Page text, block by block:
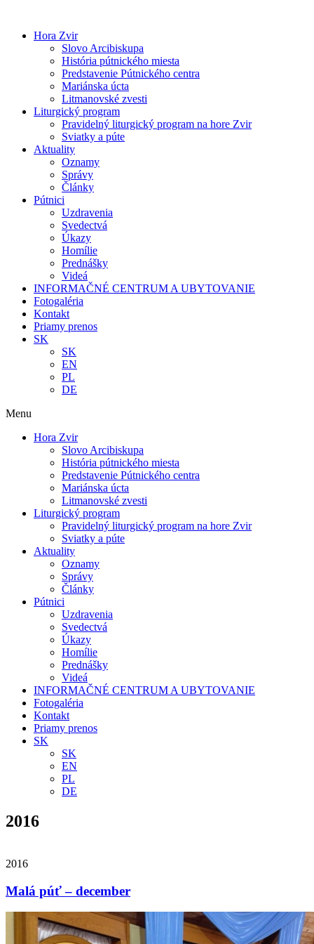
obsah
Hora Zvir
Slovo Arcibiskupa
História pútnického miesta
Predstavenie Pútnického centra
Mariánska úcta
Litmanovské zvesti
Liturgický program
Pravidelný liturgický program na hore Zvir
Sviatky a púte
Aktuality
Oznamy
Správy
Články
Pútnici
Uzdravenia
Svedectvá
Úkazy
Homílie
Prednášky
Videá
INFORMAČNÉ CENTRUM A UBYTOVANIE
Fotogaléria
Kontakt
Priamy prenos
SK
SK
EN
PL
DE
Menu
Hora Zvir
Slovo Arcibiskupa
História pútnického miesta
Predstavenie Pútnického centra
Mariánska úcta
Litmanovské zvesti
Liturgický program
Pravidelný liturgický program na hore Zvir
Sviatky a púte
Aktuality
Oznamy
Správy
Články
Pútnici
Uzdravenia
Svedectvá
Úkazy
Homílie
Prednášky
Videá
INFORMAČNÉ CENTRUM A UBYTOVANIE
Fotogaléria
Kontakt
Priamy prenos
SK
SK
EN
PL
DE
2016
2016
Malá púť – december